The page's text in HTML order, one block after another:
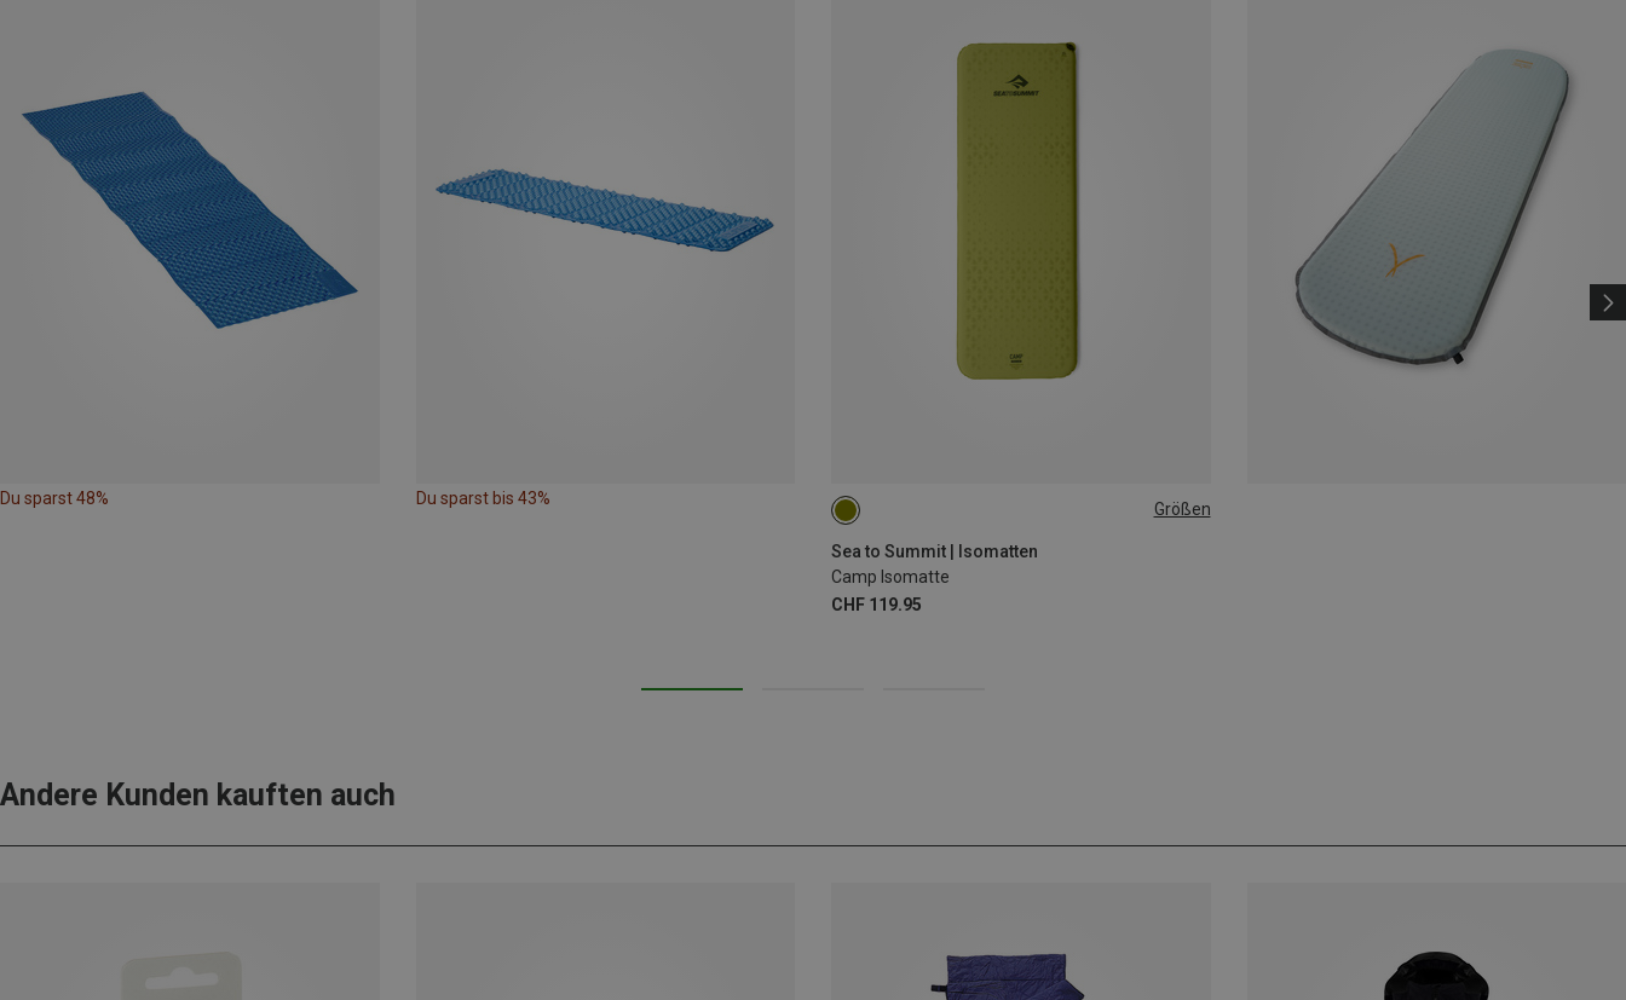
Du sparst 48% Du sparst bis 43%
Größen
Sea to Summit | Isomatten
Camp Isomatte
CHF 119.95
198X64CM
Andere Kunden kauften auch